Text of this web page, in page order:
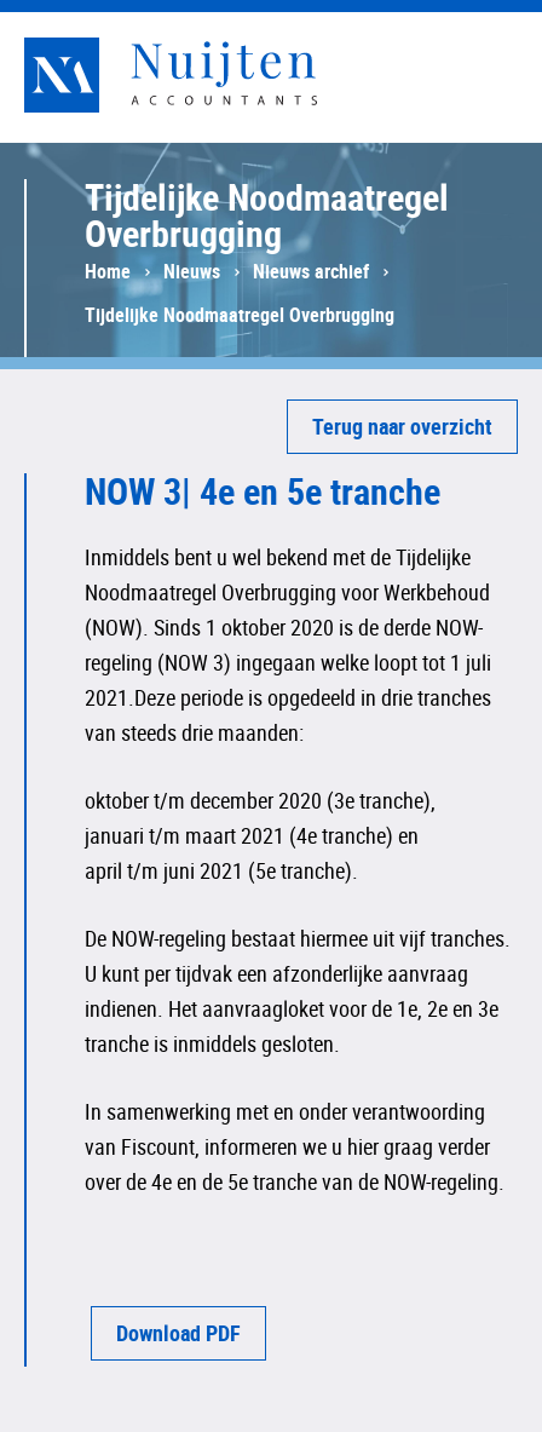
Nuijten Accountants
Tijdelijke Noodmaatregel
Overbrugging
Home Nieuws
Nieuws archief
Tijdelijke Noodmaatregel Overbrugging
Terug naar overzicht
NOW 3| 4e en 5e tranche
Inmiddels bent u wel bekend met de Tijdelijke
Noodmaatregel Overbrugging voor Werkbehoud
(NOW). Sinds 1 oktober 2020 is de derde NOW-
regeling (NOW 3) ingegaan welke loopt tot 1 juli
2021.Deze periode is opgedeeld in drie tranches
van steeds drie maanden:
oktober t/m december 2020 (3e tranche),
januari t/m maart 2021 (4e tranche) en
april t/m juni 2021 (5e tranche).
De NOW-regeling bestaat hiermee uit vijf tranches.
U kunt per tijdvak een afzonderlijke aanvraag
indienen. Het aanvraagloket voor de 1e, 2e en 3e
tranche is inmiddels gesloten.
In samenwerking met en onder verantwoording
van Fiscount, informeren we u hier graag verder
over de 4e en de 5e tranche van de NOW-regeling.
Download PDF